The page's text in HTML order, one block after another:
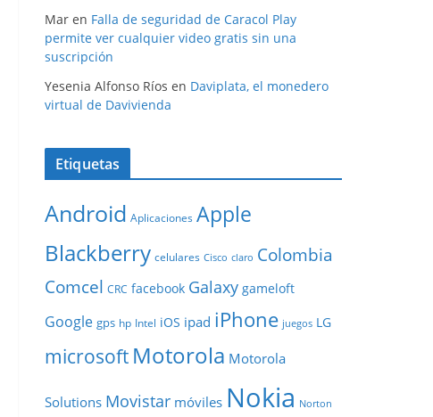
Mar en Falla de seguridad de Caracol Play
permite ver cualquier video gratis sin una
suscripción
Yesenia Alfonso Ríos en Daviplata, el monedero
virtual de Davivienda
Etiquetas
Android Aplicaciones Apple
Blackberry celulares Cisco claro Colombia
Comcel CRC facebook Galaxy gameloft
Google gps hp Intel iOS ipad iPhone juegos LG
microsoft Motorola Motorola
Solutions Movistar móviles Nokia Norton